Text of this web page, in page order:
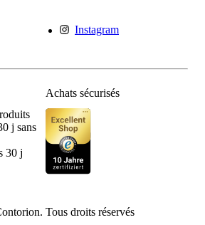
Instagram
j sans
30 j
Achats sécurisés
Tous droits réservés